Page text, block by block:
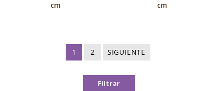
cm
cm
1 2 SIGUIENTE
Filtrar